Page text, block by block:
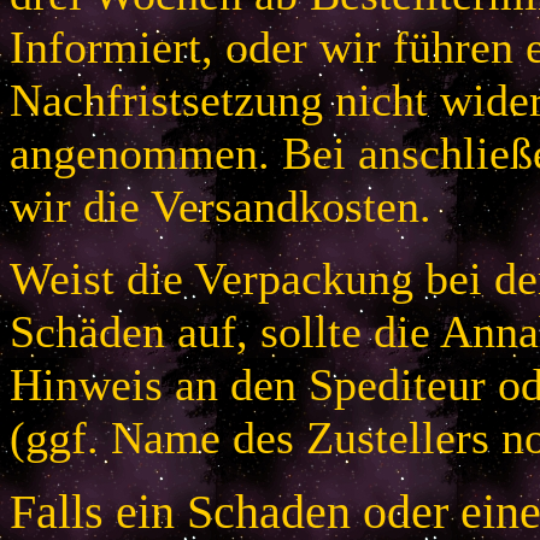
Informiert, oder wir führen
Nachfristsetzung nicht
angenommen. Bei
wir die Versandkosten.
Weist die Verpackung bei
Schäden auf, sollte die
Hinweis an den Spediteur
(ggf. Name des Zustellers
Falls ein Schaden oder